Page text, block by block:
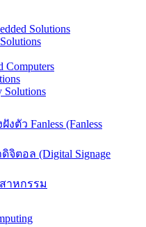
Solutions
Computers
Solutions
ตัว Fanless (Fanless
ตอล (Digital Signage
าหกรรม